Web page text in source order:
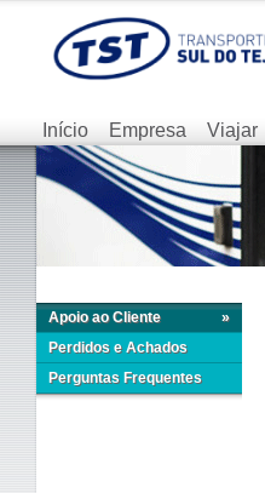
Início Empresa Viajar
»
Apoio ao Cliente
Perdidos e Achados
Perguntas Frequentes